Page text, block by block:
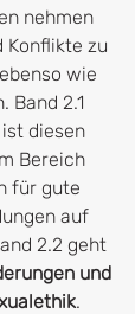
nehmen
Konflikte zu
wie
Band 2.1
diesen
Bereich
für gute
auf
2.2 geht
und
.